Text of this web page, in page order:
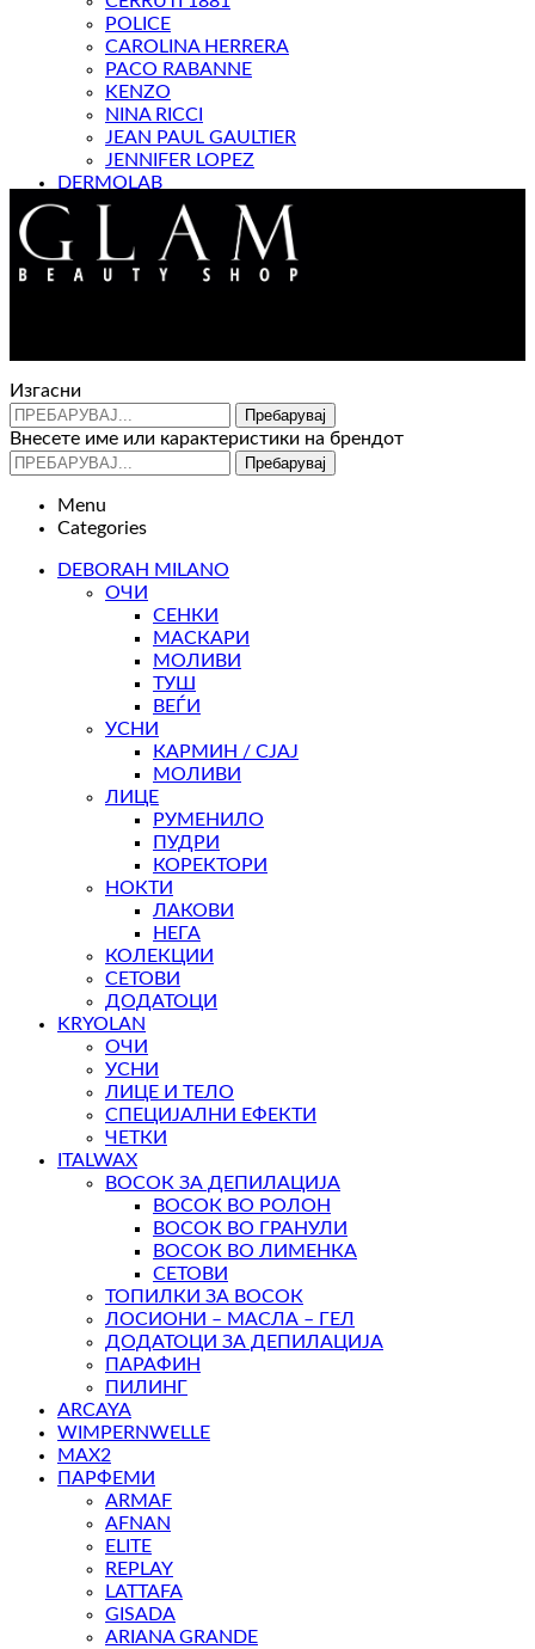
POLICE
CAROLINA HERRERA
PACO RABANNE
KENZO
NINA RICCI
JEAN PAUL GAULTIER
JENNIFER LOPEZ
DERMOLAB
МАГАЗИН
Изгасни
Пребарувај
Внесете име или карактеристики на брендот
Пребарувај
Menu
Categories
DEBORAH MILANO
ОЧИ
СЕНКИ
МАСКАРИ
МОЛИВИ
ТУШ
ВЕЃИ
УСНИ
КАРМИН / СЈАЈ
МОЛИВИ
ЛИЦЕ
РУМЕНИЛО
ПУДРИ
КОРЕКТОРИ
НОКТИ
ЛАКОВИ
НЕГА
КОЛЕКЦИИ
СЕТОВИ
ДОДАТОЦИ
KRYOLAN
ОЧИ
УСНИ
ЛИЦЕ И ТЕЛО
СПЕЦИЈАЛНИ ЕФЕКТИ
ЧЕТКИ
ITALWAX
ВОСОК ЗА ДЕПИЛАЦИЈА
ВОСОК ВО РОЛОН
ВОСОК ВО ГРАНУЛИ
ВОСОК ВО ЛИМЕНКА
СЕТОВИ
ТОПИЛКИ ЗА ВОСОК
ЛОСИОНИ – МАСЛА – ГЕЛ
ДОДАТОЦИ ЗА ДЕПИЛАЦИЈА
ПАРАФИН
ПИЛИНГ
ARCAYA
WIMPERNWELLE
MAX2
ПАРФЕМИ
ARMAF
AFNAN
ELITE
REPLAY
LATTAFA
GISADA
ARIANA GRANDE